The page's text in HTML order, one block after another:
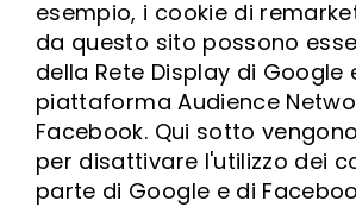
esempio, i cookie di
da questo sito possono
della Rete Display di Google
piattaforma Audience
Facebook. Qui sotto
per disattivare l'utilizzo dei
parte di Google e di